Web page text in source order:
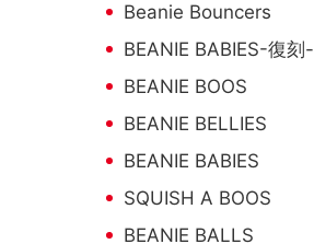
Beanie Bouncers
BEANIE BABIES-復刻-
BEANIE BOOS
BEANIE BELLIES
BEANIE BABIES
SQUISH A BOOS
BEANIE BALLS